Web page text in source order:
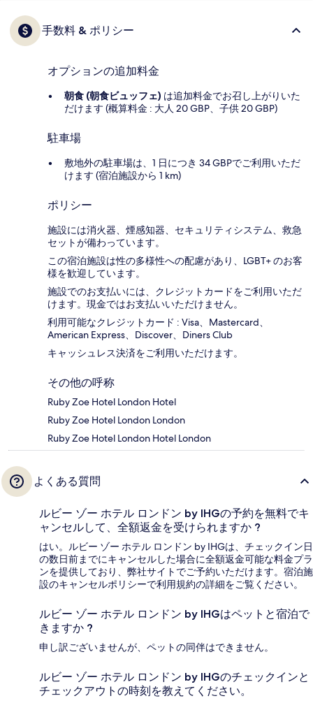
手数料 & ポリシー
オプションの追加料金
朝食 (朝食ビュッフェ) は追加料金でお召し上がりいた
だけます (概算料金 : 大人 20 GBP、子供 20 GBP)
駐車場
敷地外の駐車場は、1 日につき 34 GBPでご利用いただ
けます (宿泊施設から 1 km)
ポリシー
施設には消火器、煙感知器、セキュリティシステム、救急
セットが備わっています。
この宿泊施設は性の多様性への配慮があり、LGBT+ のお客
様を歓迎しています。
施設でのお支払いには、クレジットカードをご利用いただ
けます。現金ではお支払いいただけません。
利用可能なクレジットカード : Visa、Mastercard、
American Express、Discover、Diners Club
キャッシュレス決済をご利用いただけます。
その他の呼称
Ruby Zoe Hotel London Hotel
Ruby Zoe Hotel London London
Ruby Zoe Hotel London Hotel London
よくある質問
ルビー ゾー ホテル ロンドン by IHGの予約を無料でキ
ャンセルして、全額返金を受けられますか ?
はい。ルビー ゾー ホテル ロンドン by IHGは、チェックイン日
の数日前までにキャンセルした場合に全額返金可能な料金プラ
ンを提供しており、弊社サイトでご予約いただけます。宿泊施
設のキャンセルポリシーで利用規約の詳細をご覧ください。
ルビー ゾー ホテル ロンドン by IHGはペットと宿泊で
きますか ?
申し訳ございませんが、ペットの同伴はできません。
ルビー ゾー ホテル ロンドン by IHGのチェックインと
チェックアウトの時刻を教えてください。